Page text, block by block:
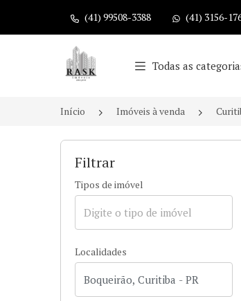
(41) 99508-3388 (41) 3156-
Página inicial
Todas as
Início Imóveis à venda
Filtrar
Tipos de imóvel
Localidades